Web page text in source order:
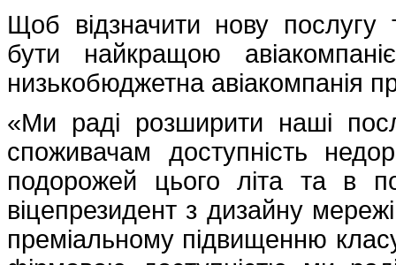
Щоб відзначити нову послугу
бути найкращою
низькобюджетна авіакомпанія
«Ми раді розширити наші
споживачам доступність
подорожей цього літа та в
віцепрезидент з дизайну
преміальному підвищенню